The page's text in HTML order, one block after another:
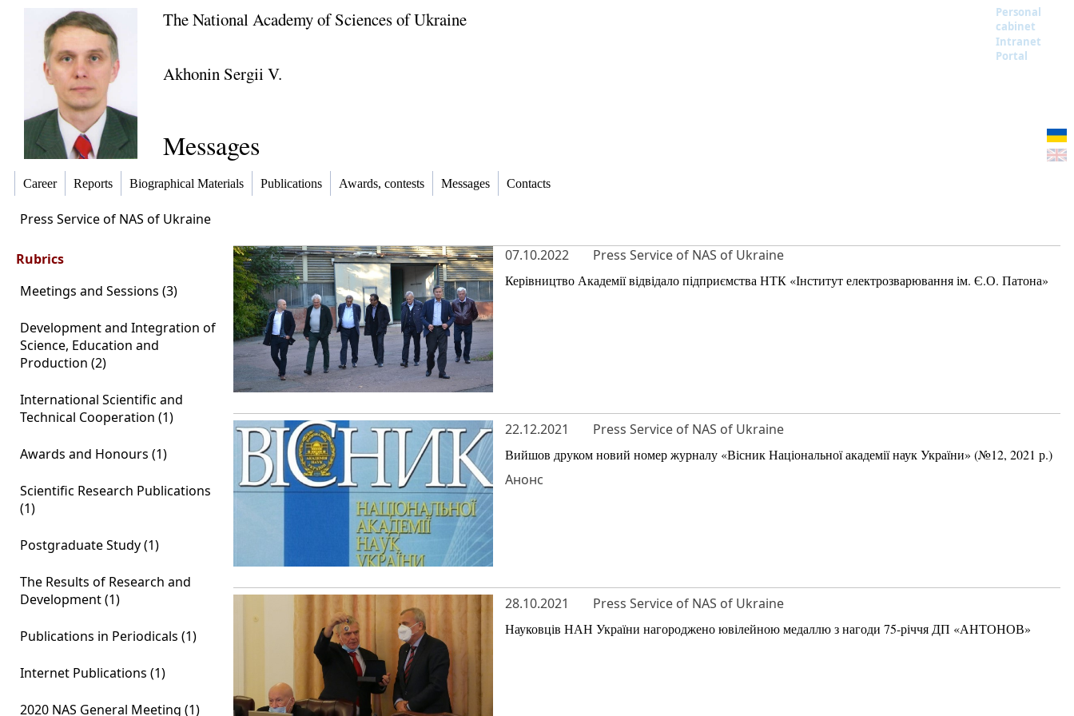
The National Academy of Sciences of Ukraine
Personal
cabinet
Intranet
Portal
Akhonin Sergii V.
Messages
Career Reports Biographical Materials Publications Awards, contests Messages Contacts
Press Service of NAS of Ukraine
Rubrics
Meetings and Sessions (3)
Development and Integration of
Science, Education and
Production (2)
International Scientific and
Technical Cooperation (1)
Awards and Honours (1)
Scientific Research Publications
(1)
Postgraduate Study (1)
The Results of Research and
Development (1)
Publications in Periodicals (1)
Internet Publications (1)
2020 NAS General Meeting (1)
07.10.2022 Press Service of NAS of Ukraine
Керівництво Академії відвідало підприємства НТК «Інститут електрозварювання ім. Є.О. Патона»
22.12.2021 Press Service of NAS of Ukraine
Вийшов друком новий номер журналу «Вісник Національної академії наук України» (№12, 2021 р.)
Анонс
28.10.2021 Press Service of NAS of Ukraine
Науковців НАН України нагороджено ювілейною медаллю з нагоди 75-річчя ДП «АНТОНОВ»